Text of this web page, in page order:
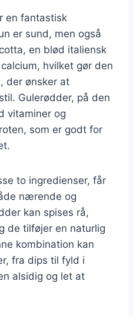
en fantastisk
er sund, men også
en blød italiensk
hvilket gør den
der ønsker at
Gulerødder, på den
vitaminer og
som er godt for
to ingredienser, får
nærende og
kan spises rå,
de tilføjer en naturlig
kombination kan
fra dips til fyld i
alsidig og let at